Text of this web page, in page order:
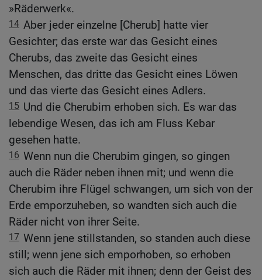
»Räderwerk«.
14 Aber jeder einzelne [Cherub] hatte vier
Gesichter; das erste war das Gesicht eines
Cherubs, das zweite das Gesicht eines
Menschen, das dritte das Gesicht eines Löwen
und das vierte das Gesicht eines Adlers.
15 Und die Cherubim erhoben sich. Es war das
lebendige Wesen, das ich am Fluss Kebar
gesehen hatte.
16 Wenn nun die Cherubim gingen, so gingen
auch die Räder neben ihnen mit; und wenn die
Cherubim ihre Flügel schwangen, um sich von der
Erde emporzuheben, so wandten sich auch die
Räder nicht von ihrer Seite.
17 Wenn jene stillstanden, so standen auch diese
still; wenn jene sich emporhoben, so erhoben
sich auch die Räder mit ihnen; denn der Geist des